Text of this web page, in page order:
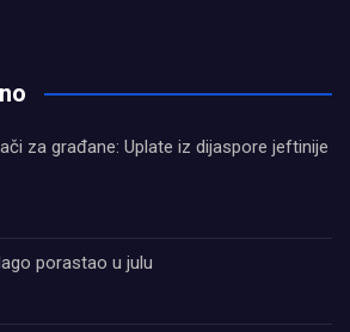
za građane: Uplate iz dijaspore jeftinije
porastao u julu